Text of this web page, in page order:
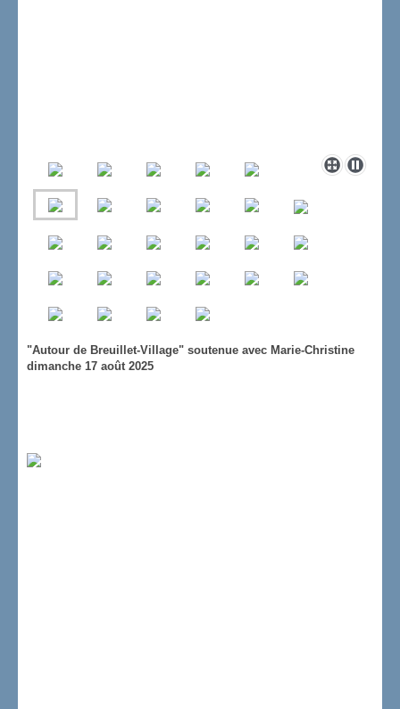
"Autour de Breuillet-Village" soutenue avec Marie-Christine
dimanche 17 août 2025